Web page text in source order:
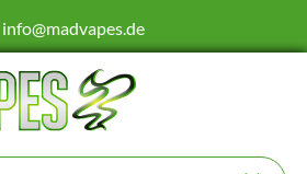
info@madvapes.de